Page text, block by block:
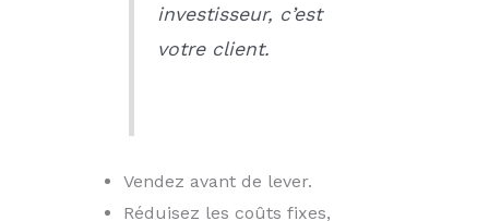
investisseur, c’est
votre client.
Vendez avant de lever.
Réduisez les coûts fixes,